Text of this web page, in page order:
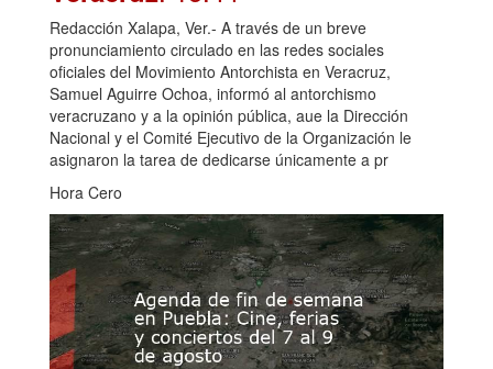
Redacción Xalapa, Ver.- A través de un breve
pronunciamiento circulado en las redes sociales
oficiales del Movimiento Antorchista en Veracruz,
Samuel Aguirre Ochoa, informó al antorchismo
veracruzano y a la opinión pública, aue la Dirección
Nacional y el Comité Ejecutivo de la Organización le
asignaron la tarea de dedicarse únicamente a pr
Hora Cero